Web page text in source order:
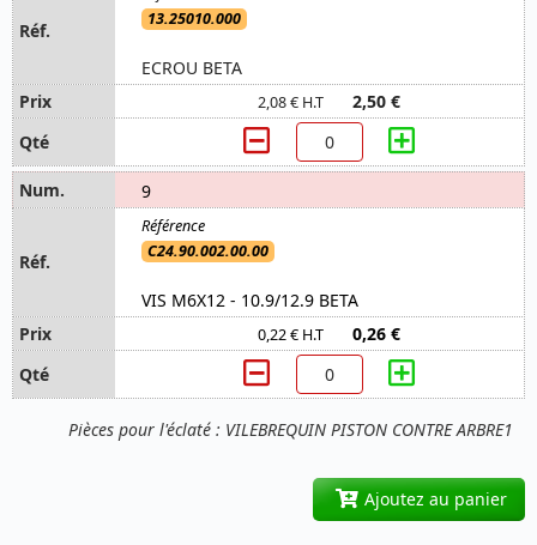
Pièces pour l'éclaté : VILEBREQUIN PISTON CONTRE ARBRE1
13.25010.000
ECROU BETA
2,08 € H.T 2,50 €
9
C24.90.002.00.00
VIS M6X12 - 10.9/12.9 BETA
0,22 € H.T 0,26 €
Ajoutez au panier